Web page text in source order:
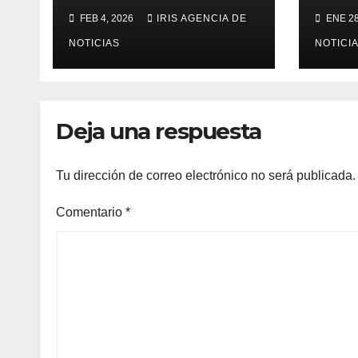
para bachilleres a
partir de este
viernes 6 de febrero
FEB 4, 2026 IRIS AGENCIA DE
NOTICIAS
del
ENE
Deja una respuesta
Tu dirección de correo electrónico no será publicada.
Comentario *